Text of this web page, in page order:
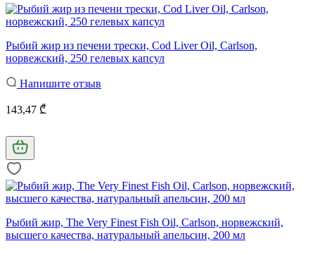
Рыбий жир из печени трески, Cod Liver Oil, Carlson,
норвежский, 250 гелевых капсул
Напишите отзыв
143,47 ₾
Рыбий жир, The Very Finest Fish Oil, Carlson, норвежский,
высшего качества, натуральный апельсин, 200 мл